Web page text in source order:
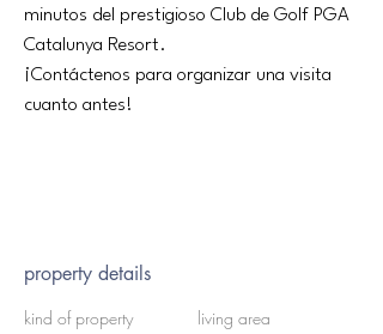
minutos del prestigioso Club de Golf PGA
Catalunya Resort.
¡Contáctenos para organizar una visita
cuanto antes!
property details
kind of property
living area